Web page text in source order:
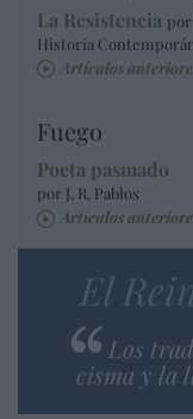
La Resistencia
Historia
Artículos
Fuego
Poeta pasmado
por J. R. Pablos
Artículos
El
Los
cisma y la